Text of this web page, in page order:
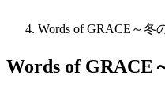
Words of GRACE～冬
Words of GRACE